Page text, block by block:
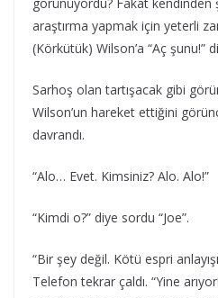
araştırma yapmak için yeterli
(Körkütük) Wilson’a “Aç şunu!”
Sarhoş olan tartışacak gibi
Wilson’un hareket ettiğini
davrandı.
“Alo… Evet. Kimsiniz? Alo. Alo!”
“Kimdi o?” diye sordu “Joe”.
“Bir şey değil. Kötü espri
Telefon tekrar çaldı. “Yine